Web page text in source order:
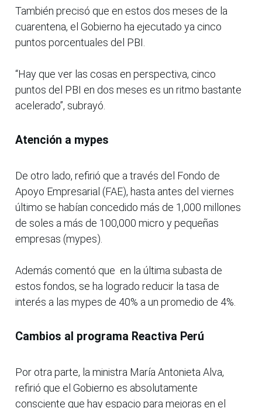
También precisó que en estos dos meses de la
cuarentena, el Gobierno ha ejecutado ya cinco
puntos porcentuales del PBI.
“Hay que ver las cosas en perspectiva, cinco
puntos del PBI en dos meses es un ritmo bastante
acelerado”, subrayó.
Atención a mypes
De otro lado, refirió que a través del Fondo de
Apoyo Empresarial (FAE), hasta antes del viernes
último se habían concedido más de 1,000 millones
de soles a más de 100,000 micro y pequeñas
empresas (mypes).
Además comentó que en la última subasta de
estos fondos, se ha logrado reducir la tasa de
interés a las mypes de 40% a un promedio de 4%.
Cambios al programa Reactiva Perú
Por otra parte, la ministra María Antonieta Alva,
refirió que el Gobierno es absolutamente
consciente que hay espacio para mejoras en el